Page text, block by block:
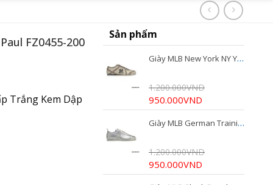
Sản phẩm
Giày MLB New York NY Yankees Cheese White 3ASXEE16N
1.200.000VND
Giá
gốc
là:
950.000VND
hiện
tại
950.000VND.
Giày MLB German Training Runny NY Yankees Silver 3ASXC016N-50SIS
1.200.000VND
Giá
gốc
950.000VND
hiện
FZ0455-200
Trắng Kem Dập